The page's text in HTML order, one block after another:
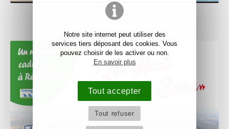
Notre site internet peut utiliser des
services tiers déposant des cookies. Vous
pouvez choisir de les activer ou non.
En savoir plus
Tout accepter
Tout refuser